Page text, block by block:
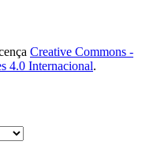
Creative Commons -
4.0 Internacional.